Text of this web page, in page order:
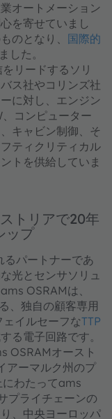
オートメーション
を寄せていまし
のとなり、 国際的
した。
リードするソリ
ス社やコリンズ社
に対し、エンジン
コンピューター
キャビン制御、そ
ティクリティカル
トを供給していま
トリアで20年
ップ
るパートナーであ
光とセンサソリュ
OSRAMは、
、独自の顧客専用
イルセーフなTTP
る電子回路です。
OSRAMオースト
アーマルク州のプ
わたってams
プライチェーンの
、中央ヨーロッパ